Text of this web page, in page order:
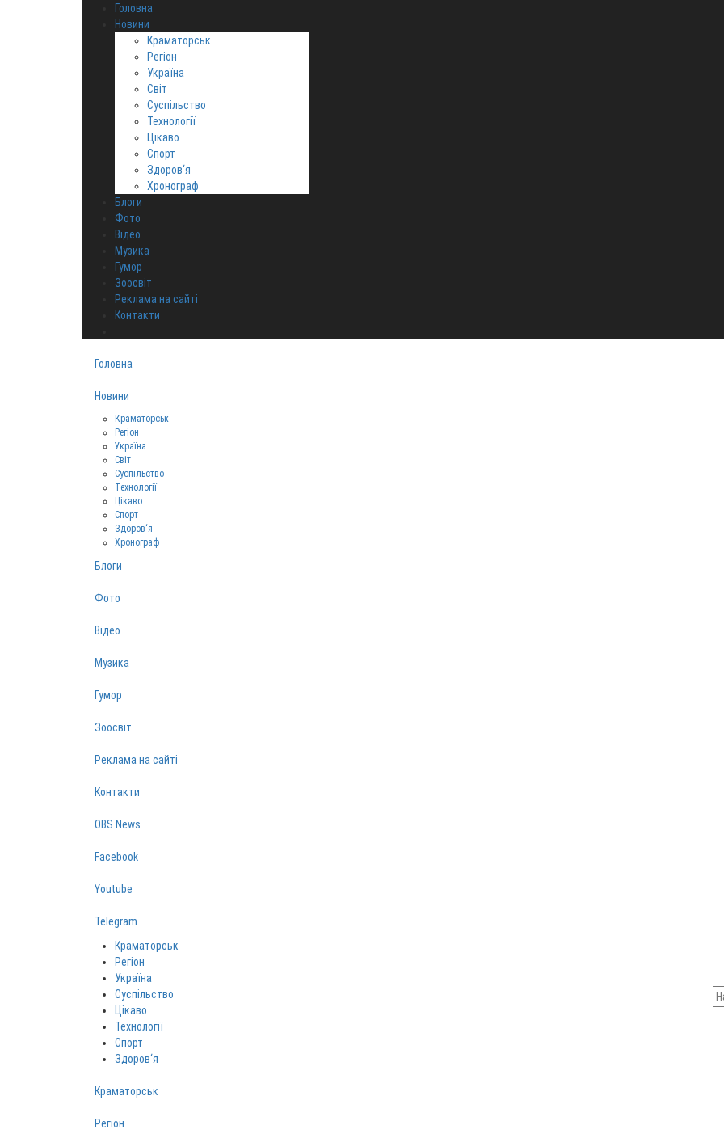
Головна
Новини
Краматорськ
Регіон
Україна
Світ
Суспільство
Технології
Цікаво
Спорт
Здоров‘я
Хронограф
Блоги
Фото
Відео
Музика
Гумор
Зоосвіт
Реклама на сайті
Контакти
Головна
Новини
Краматорськ
Регіон
Україна
Світ
Суспільство
Технології
Цікаво
Спорт
Здоров‘я
Хронограф
Блоги
Фото
Відео
Музика
Гумор
Зоосвіт
Реклама на сайті
Контакти
OBS News
Facebook
Youtube
Telegram
Краматорськ
Регіон
Україна
Суспільство
Цікаво
Технології
Спорт
Здоров‘я
Краматорськ
Регіон